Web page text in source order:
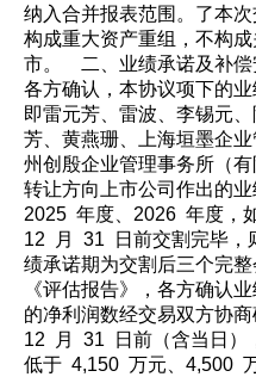
纳入合并报表范围。了本
构成重大资产重组，不构
市。 二、业绩承诺及补
各方确认，本协议项下的
即雷元芳、雷波、李锡元
芳、黄燕珊、上海垣墨企
州创殷企业管理事务所（
转让方向上市公司作出的
2025 年度、2026 年度，
12 月 31 日前交割完毕，
绩承诺期为交割后三个完
《评估报告》，各方确认
的净利润数经交易双方协
12 月 31 日前（含当日）
低于 4,150 万元、4,500